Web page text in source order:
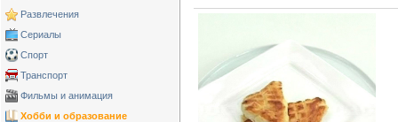
Развлечения
Сериалы
Спорт
Транспорт
Фильмы и анимация
Хобби и образование